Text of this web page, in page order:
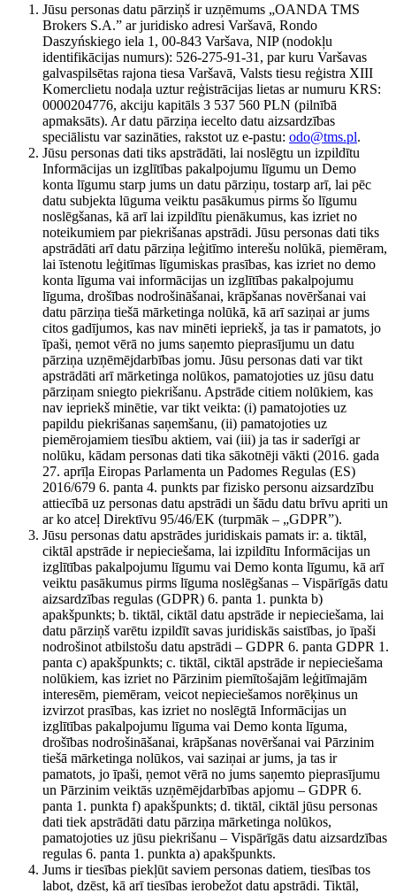
Jūsu personas datu pārziņš ir uzņēmums „OANDA TMS
Brokers S.A.” ar juridisko adresi Varšavā, Rondo
Daszyńskiego iela 1, 00-843 Varšava, NIP (nodokļu
identifikācijas numurs): 526-275-91-31, par kuru Varšavas
galvaspilsētas rajona tiesa Varšavā, Valsts tiesu reģistra XIII
Komerclietu nodaļa uztur reģistrācijas lietas ar numuru KRS:
0000204776, akciju kapitāls 3 537 560 PLN (pilnībā
apmaksāts). Ar datu pārziņa iecelto datu aizsardzības
speciālistu var sazināties, rakstot uz e-pastu: odo@tms.pl.
Jūsu personas dati tiks apstrādāti, lai noslēgtu un izpildītu
Informācijas un izglītības pakalpojumu līgumu un Demo
konta līgumu starp jums un datu pārziņu, tostarp arī, lai pēc
datu subjekta lūguma veiktu pasākumus pirms šo līgumu
noslēgšanas, kā arī lai izpildītu pienākumus, kas izriet no
noteikumiem par piekrišanas apstrādi. Jūsu personas dati tiks
apstrādāti arī datu pārziņa leģitīmo interešu nolūkā, piemēram,
lai īstenotu leģitīmas līgumiskas prasības, kas izriet no demo
konta līguma vai informācijas un izglītības pakalpojumu
līguma, drošības nodrošināšanai, krāpšanas novēršanai vai
datu pārziņa tiešā mārketinga nolūkā, kā arī saziņai ar jums
citos gadījumos, kas nav minēti iepriekš, ja tas ir pamatots, jo
īpaši, ņemot vērā no jums saņemto pieprasījumu un datu
pārziņa uzņēmējdarbības jomu. Jūsu personas dati var tikt
apstrādāti arī mārketinga nolūkos, pamatojoties uz jūsu datu
pārziņam sniegto piekrišanu. Apstrāde citiem nolūkiem, kas
nav iepriekš minētie, var tikt veikta: (i) pamatojoties uz
papildu piekrišanas saņemšanu, (ii) pamatojoties uz
piemērojamiem tiesību aktiem, vai (iii) ja tas ir saderīgi ar
nolūku, kādam personas dati tika sākotnēji vākti (2016. gada
27. aprīļa Eiropas Parlamenta un Padomes Regulas (ES)
2016/679 6. panta 4. punkts par fizisko personu aizsardzību
attiecībā uz personas datu apstrādi un šādu datu brīvu apriti un
ar ko atceļ Direktīvu 95/46/EK (turpmāk – „GDPR”).
Jūsu personas datu apstrādes juridiskais pamats ir: a. tiktāl,
ciktāl apstrāde ir nepieciešama, lai izpildītu Informācijas un
izglītības pakalpojumu līgumu vai Demo konta līgumu, kā arī
veiktu pasākumus pirms līguma noslēgšanas – Vispārīgās datu
aizsardzības regulas (GDPR) 6. panta 1. punkta b)
apakšpunkts; b. tiktāl, ciktāl datu apstrāde ir nepieciešama, lai
datu pārziņš varētu izpildīt savas juridiskās saistības, jo īpaši
nodrošinot atbilstošu datu apstrādi – GDPR 6. panta GDPR 1.
panta c) apakšpunkts; c. tiktāl, ciktāl apstrāde ir nepieciešama
nolūkiem, kas izriet no Pārzinim piemītošajām leģitīmajām
interesēm, piemēram, veicot nepieciešamos norēķinus un
izvirzot prasības, kas izriet no noslēgtā Informācijas un
izglītības pakalpojumu līguma vai Demo konta līguma,
drošības nodrošināšanai, krāpšanas novēršanai vai Pārzinim
tiešā mārketinga nolūkos, vai saziņai ar jums, ja tas ir
pamatots, jo īpaši, ņemot vērā no jums saņemto pieprasījumu
un Pārzinim veiktās uzņēmējdarbības apjomu – GDPR 6.
panta 1. punkta f) apakšpunkts; d. tiktāl, ciktāl jūsu personas
dati tiek apstrādāti datu pārziņa mārketinga nolūkos,
pamatojoties uz jūsu piekrišanu – Vispārīgās datu aizsardzības
regulas 6. panta 1. punkta a) apakšpunkts.
Jums ir tiesības piekļūt saviem personas datiem, tiesības tos
labot, dzēst, kā arī tiesības ierobežot datu apstrādi. Tiktāl,